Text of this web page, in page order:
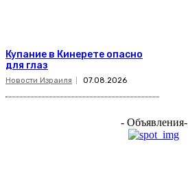
Купание в Кинерете опасно
для глаз
Новости Израиля 07.08.2026
- Объявления-